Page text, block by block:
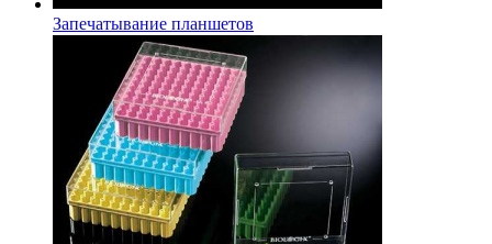
Запечатывание планшетов